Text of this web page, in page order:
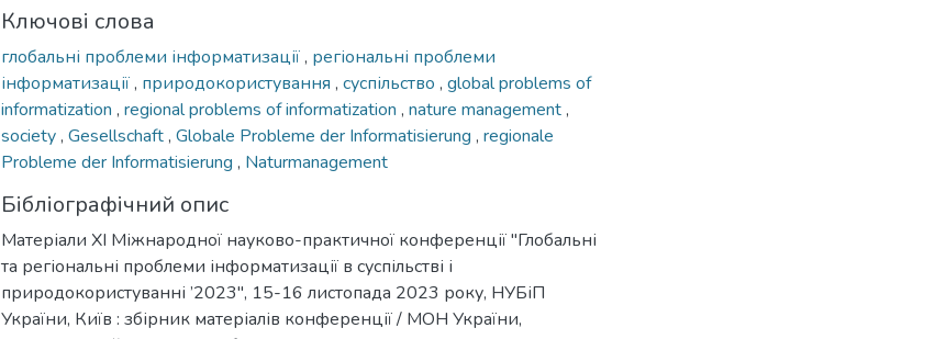
Ключові слова
глобальні проблеми інформатизації, регіональні проблеми
інформатизації, природокористування , суспільство , global problems of
informatization , regional problems of informatization , nature management,
society, Gesellschaft, Globale Probleme der Informatisierung , regionale
Probleme der Informatisierung , Naturmanagement
Бібліографічний опис
Матеріали XI Міжнародної науково-практичної конференції "Глобальні
та регіональні проблеми інформатизації в суспільстві і
природокористуванні ’2023", 15-16 листопада 2023 року, НУБіП
України, Київ : збірник матеріалів конференції / МОН України,